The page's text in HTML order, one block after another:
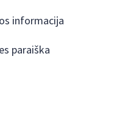
informacija
paraiška